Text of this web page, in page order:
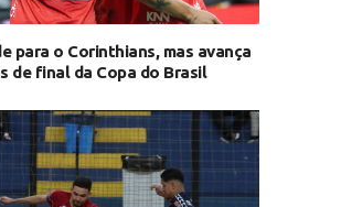
para o Corinthians, mas avança
de final da Copa do Brasil